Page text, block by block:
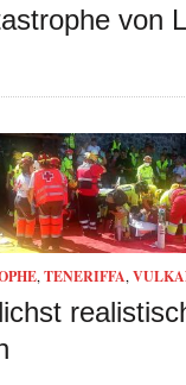
von
, TENERIFFA,